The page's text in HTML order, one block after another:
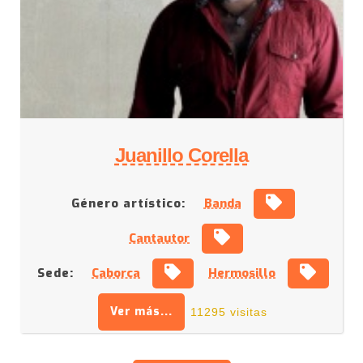
Juanillo Corella
Género artístico: Banda
Cantautor
Sede: Caborca Hermosillo
Ver más... 11295 visitas